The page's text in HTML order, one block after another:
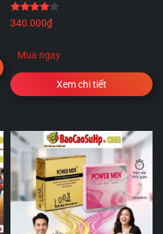
340.000₫
Mua ngay
Xem chi tiết